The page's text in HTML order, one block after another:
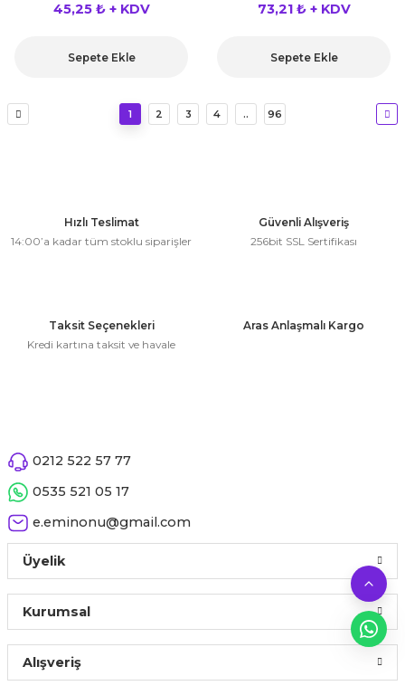
45,25 ₺ + KDV
Sepete Ekle
73,21 ₺ + KDV
Sepete Ekle
1 2 3 4 .. 96
Hızlı Teslimat
14:00’a kadar tüm stoklu siparişler
Güvenli Alışveriş
256bit SSL Sertifikası
Taksit Seçenekleri
Kredi kartına taksit ve havale
Aras Anlaşmalı Kargo
0212 522 57 77
0535 521 05 17
e.eminonu@gmail.com
Üyelik
Kurumsal
Alışveriş